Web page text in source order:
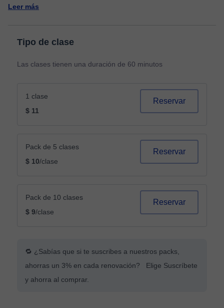
Leer más
Tipo de clase
Las clases tienen una duración de 60 minutos
1 clase
$ 11
Reservar
Pack de 5 clases
$ 10/clase
Reservar
Pack de 10 clases
$ 9/clase
Reservar
🔁 ¿Sabías que si te suscribes a nuestros packs,
ahorras un 3% en cada renovación? Elige Suscríbete
y ahorra al comprar.